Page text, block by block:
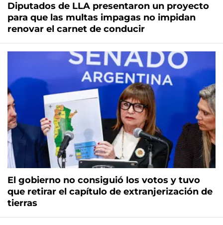
Diputados de LLA presentaron un proyecto
para que las multas impagas no impidan
renovar el carnet de conducir
El gobierno no consiguió los votos y tuvo
que retirar el capítulo de extranjerización de
tierras